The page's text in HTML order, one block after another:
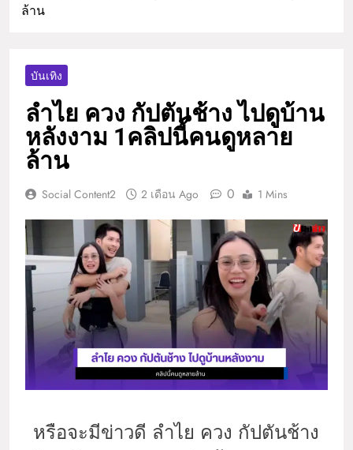
ล้าน
บันเทิง
ลำไย ควง กัปตันช้าง ไปดูบ้าน
หลังงาม 1คลิปนี้คนดูหลาย
ล้าน
Social Content2 2 เดือน Ago 0 1 Mins
หรือจะมีข่าวดี ลำไย ควง กัปตันช้าง